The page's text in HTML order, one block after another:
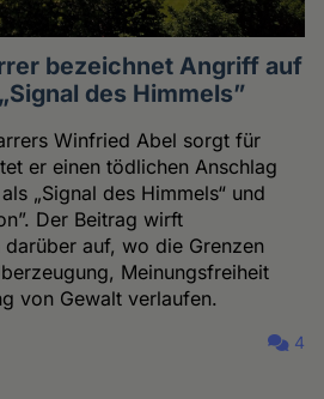
bezeichnet Angriff auf
des Himmels”
Winfried Abel sorgt für
er einen tödlichen Anschlag
„Signal des Himmels“ und
Der Beitrag wirft
auf, wo die Grenzen
Meinungsfreiheit
von Gewalt verlaufen.
4